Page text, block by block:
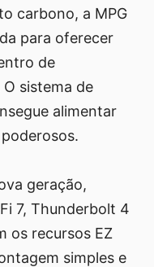
carbono, a MPG
para oferecer
de
sistema de
alimentar
geração,
7, Thunderbolt 4
os recursos EZ
simples e